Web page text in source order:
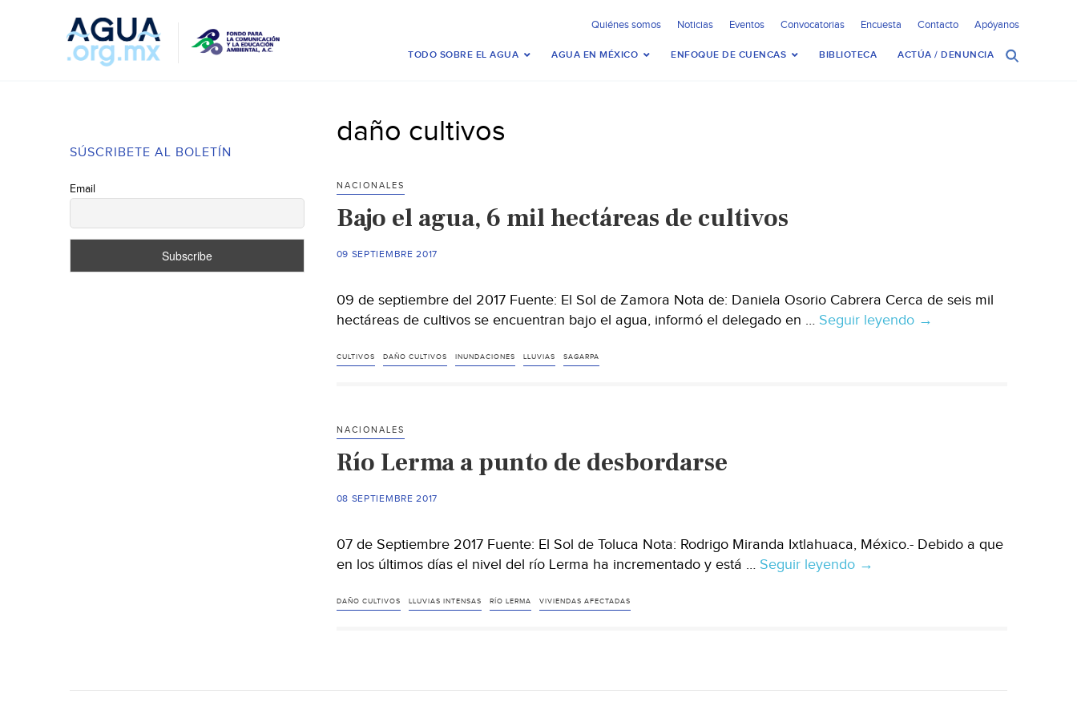
Quiénes somos Noticias Eventos Convocatorias Encuesta Contacto Apóyanos
TODO SOBRE EL AGUA AGUA EN MÉXICO ENFOQUE DE CUENCAS BIBLIOTECA ACTÚA / DENUNCIA
SÚSCRIBETE AL BOLETÍN
Email
daño cultivos
NACIONALES
Bajo el agua, 6 mil hectáreas de cultivos
09 SEPTIEMBRE 2017
09 de septiembre del 2017 Fuente: El Sol de Zamora Nota de: Daniela Osorio Cabrera Cerca de seis mil
hectáreas de cultivos se encuentran bajo el agua, informó el delegado en … Seguir leyendo Bajo
→
CULTIVOS DAÑO CULTIVOS INUNDACIONES LLUVIAS SAGARPA
NACIONALES
Río Lerma a punto de desbordarse
08 SEPTIEMBRE 2017
07 de Septiembre 2017 Fuente: El Sol de Toluca Nota: Rodrigo Miranda Ixtlahuaca, México.- Debido a que
en los últimos días el nivel del río Lerma ha incrementado y está … Seguir leyendo Río
→
DAÑO CULTIVOS LLUVIAS INTENSAS RÍO LERMA VIVIENDAS AFECTADAS